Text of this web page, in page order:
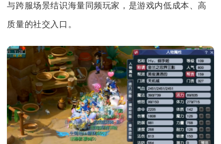
与跨服场景结识海量同频玩家，是游戏内低成本、高
质量的社交入口。